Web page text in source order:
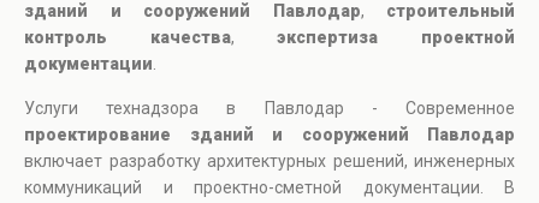
зданий и сооружений Павлодар, строительный
контроль качества,экспертиза проектной
документации
Услуги технадзора в Павлодар - Современное
проектирование зданий и сооружений Павлодар
включает разработку архитектурных решений, инженерных
коммуникаций и проектно-сметной документации. В